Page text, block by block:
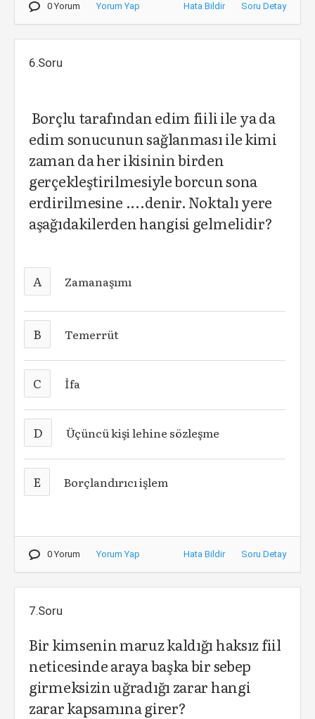
0 Yorum Yorum Yap Hata Bildir Soru Detay
6.Soru
Borçlu tarafından edim fiili ile ya da
edim sonucunun sağlanması ile kimi
zaman da her ikisinin birden
gerçekleştirilmesiyle borcun sona
erdirilmesine ....denir. Noktalı yere
aşağıdakilerden hangisi gelmelidir?
A Zamanaşımı
B Temerrüt
C İfa
D Üçüncü kişi lehine sözleşme
E Borçlandırıcı işlem
0 Yorum Yorum Yap Hata Bildir Soru Detay
7.Soru
Bir kimsenin maruz kaldığı haksız fiil
neticesinde araya başka bir sebep
girmeksizin uğradığı zarar hangi
zarar kapsamına girer?